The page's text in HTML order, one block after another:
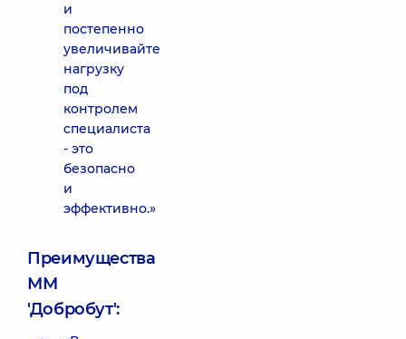
и
постепенно
увеличивайте
нагрузку
под
контролем
специалиста
- это
безопасно
и
эффективно.»
Преимущества
ММ
'Добробут':